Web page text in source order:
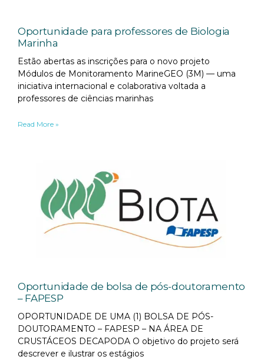
Oportunidade para professores de Biologia
Marinha
Estão abertas as inscrições para o novo projeto
Módulos de Monitoramento MarineGEO (3M) — uma
iniciativa internacional e colaborativa voltada a
professores de ciências marinhas
Read More »
Oportunidade de bolsa de pós-doutoramento
– FAPESP
OPORTUNIDADE DE UMA (1) BOLSA DE PÓS-
DOUTORAMENTO – FAPESP – NA ÁREA DE
CRUSTÁCEOS DECAPODA O objetivo do projeto será
descrever e ilustrar os estágios